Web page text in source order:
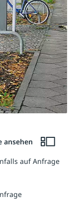
ansehen
auf Anfrage